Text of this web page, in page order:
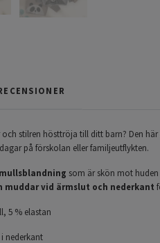
stilren hösttröja till ditt barn? Den här
på förskolan eller familjeutflykten.
som är skön mot
muddar vid ärmslut och nederkant
5 % elastan
nederkant